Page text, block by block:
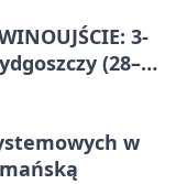
3-
(28–
w